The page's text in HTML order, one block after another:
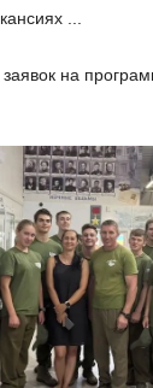
...
на